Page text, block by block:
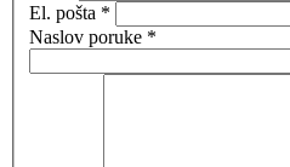
El. pošta *
Naslov poruke *